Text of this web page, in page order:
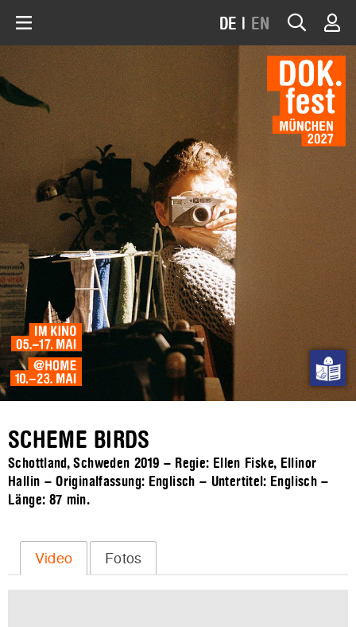
DE | EN
SCHEME BIRDS
Schottland, Schweden 2019 – Regie: Ellen Fiske, Ellinor
Hallin – Originalfassung: Englisch – Untertitel: Englisch –
Länge: 87 min.
Video Fotos